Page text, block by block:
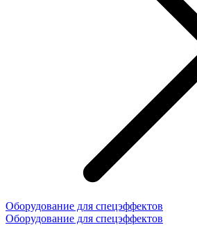
Оборудование для спецэффектов
Оборудование для спецэффектов